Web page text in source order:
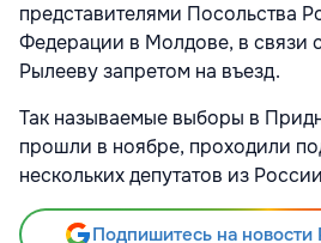
представителями Посольства
Федерации в Молдове, в связи
Рылееву запретом на въезд.
Так называемые выборы в
прошли в ноябре, проходили
нескольких депутатов из
Подпишитесь на новости